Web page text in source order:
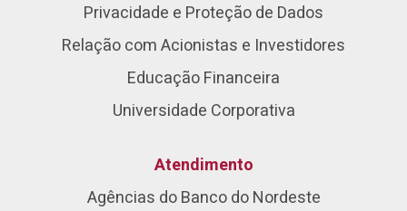
Privacidade e Proteção de Dados
Relação com Acionistas e Investidores
Educação Financeira
Universidade Corporativa
Atendimento
Agências do Banco do Nordeste